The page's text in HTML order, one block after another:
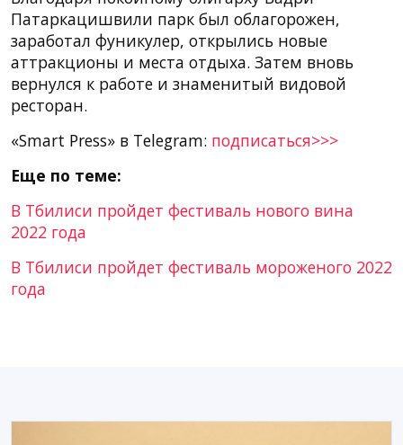
Патаркацишвили парк был облагорожен,
заработал фуникулер, открылись новые
аттракционы и места отдыха. Затем вновь
вернулся к работе и знаменитый видовой
ресторан.
«Smart Press» в Telegram: подписаться>>>
Еще по теме:
В Тбилиси пройдет фестиваль нового вина
2022 года
В Тбилиси пройдет фестиваль мороженого 2022
года